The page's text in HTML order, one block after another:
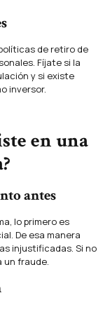
de retiro de
Fíjate si la
y si existe
inversor.
en una
antes
lo primero es
De esa manera
injustificadas. Si no
un fraude.